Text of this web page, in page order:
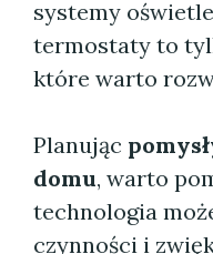
systemy
termostaty to
które warto
Planując
domu, warto
technologia
czynności i